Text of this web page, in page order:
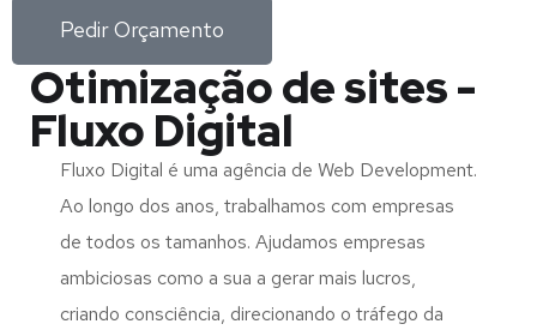
Pedir Orçamento
Otimização de sites -
Fluxo Digital
Fluxo Digital é uma agência de Web Development.
Ao longo dos anos, trabalhamos com empresas
de todos os tamanhos. Ajudamos empresas
ambiciosas como a sua a gerar mais lucros,
criando consciência, direcionando o tráfego da